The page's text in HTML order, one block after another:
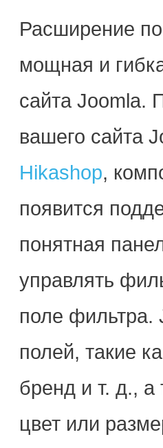
Расширение
мощная и
сайта Joomla.
вашего сайта
Hikashop,
появится
понятная
управлять
поле фильтра.
полей, такие
бренд и т. д.,
цвет или